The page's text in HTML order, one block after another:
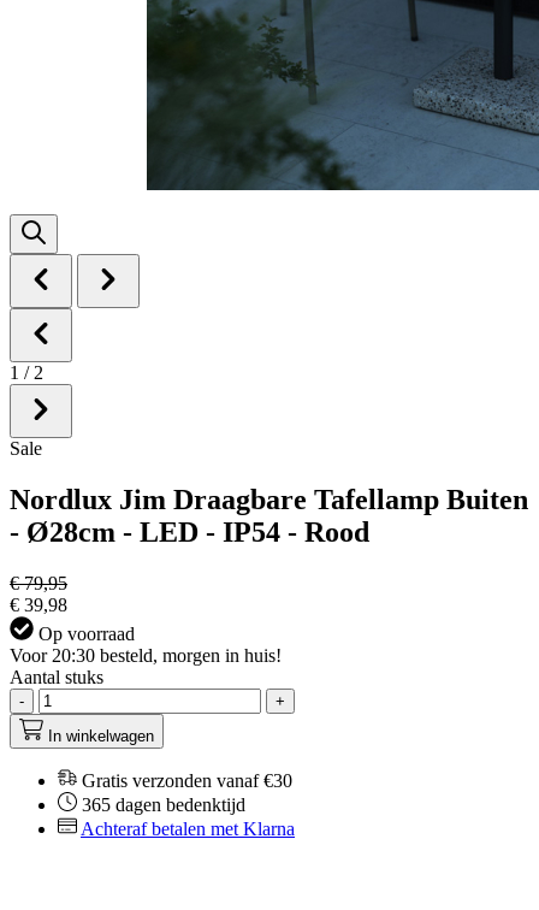
1 / 2
Sale
Nordlux Jim Draagbare Tafellamp Buiten
- Ø28cm - LED - IP54 - Rood
€ 79,95
€ 39,98
Op voorraad
Voor 20:30 besteld, morgen in huis!
Aantal stuks
-
+
In winkelwagen
Gratis verzonden vanaf €30
365 dagen bedenktijd
Achteraf betalen met Klarna